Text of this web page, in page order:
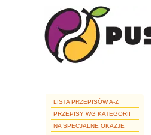
LISTA PRZEPISÓW A-Z
PRZEPISY WG KATEGORII
NA SPECJALNE OKAZJE